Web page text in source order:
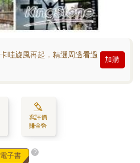
哇旋風再起，精選周邊看過
加購
寫評價
賺金幣
子書 ?